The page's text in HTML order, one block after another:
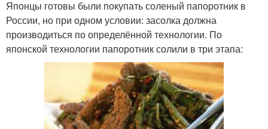
Японцы готовы были покупать соленый папоротник в
России, но при одном условии: засолка должна
производиться по определённой технологии. По
японской технологии папоротник солили в три этапа: